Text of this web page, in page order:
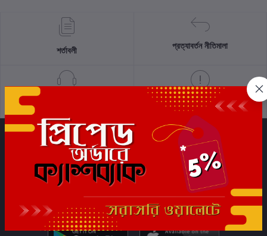
শর্তাবলী প্রত্যাবর্তন নীতিমালা
গোপনীয়তা নীতি
সাবস্ক্রাইব